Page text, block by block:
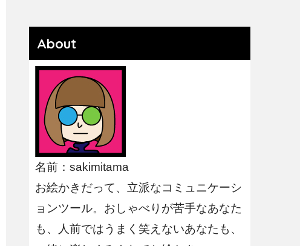
About
名前：sakimitama
お絵かきだって、立派なコミュニケーシ
ョンツール。おしゃべりが苦手なあなた
も、人前ではうまく笑えないあなたも、